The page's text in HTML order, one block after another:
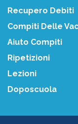
Recupero Debiti
Compiti Delle
Aiuto Compiti
Ripetizioni
Lezioni
Doposcuola